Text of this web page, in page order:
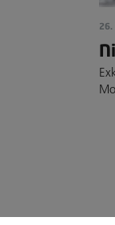
26.